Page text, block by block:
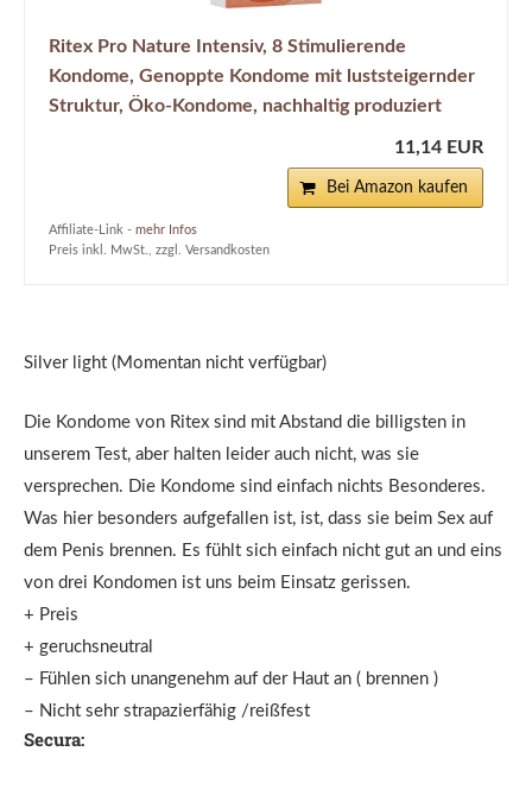
Ritex Pro Nature Intensiv, 8 Stimulierende
Kondome, Genoppte Kondome mit luststeigernder
Struktur, Öko-Kondome, nachhaltig produziert
11,14 EUR
Bei Amazon kaufen
Affiliate-Link - mehr Infos
Preis inkl. MwSt., zzgl. Versandkosten
Silver light (Momentan nicht verfügbar)
Die Kondome von Ritex sind mit Abstand die billigsten in
unserem Test, aber halten leider auch nicht, was sie
versprechen. Die Kondome sind einfach nichts Besonderes.
Was hier besonders aufgefallen ist, ist, dass sie beim Sex auf
dem Penis brennen. Es fühlt sich einfach nicht gut an und eins
von drei Kondomen ist uns beim Einsatz gerissen.
+ Preis
+ geruchsneutral
– Fühlen sich unangenehm auf der Haut an ( brennen )
– Nicht sehr strapazierfähig /reißfest
Secura: